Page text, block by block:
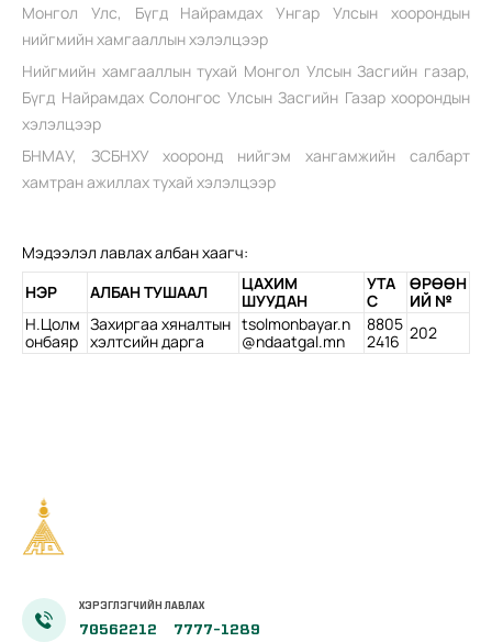
Монгол Улс, Бүгд Найрамдах Унгар Улсын хоорондын
нийгмийн хамгааллын хэлэлцээр
Нийгмийн хамгааллын тухай Монгол Улсын Засгийн газар,
Бүгд Найрамдах Солонгос Улсын Засгийн Газар хоорондын
хэлэлцээр
БНМАУ, ЗСБНХУ хооронд нийгэм хангамжийн салбарт
хамтран ажиллах тухай хэлэлцээр
Мэдээлэл лавлах албан хаагч:
НЭР
АЛБАН ТУШААЛ
ЦАХИМ
ШУУДАН
УТА
С
ӨРӨӨН
ИЙ №
Н.Цолм
онбаяр
Захиргаа хяналтын
хэлтсийн дарга
tsolmonbayar.n
@ndaatgal.mn
8805
2416 202
ХЭРЭГЛЭГЧИЙН ЛАВЛАХ
70562212 7777-1289